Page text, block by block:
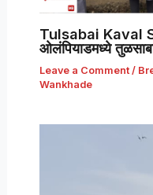
Tulsabai Kaval
ओलंपियाडमध्ये
Leave a Comment /
Wankhade